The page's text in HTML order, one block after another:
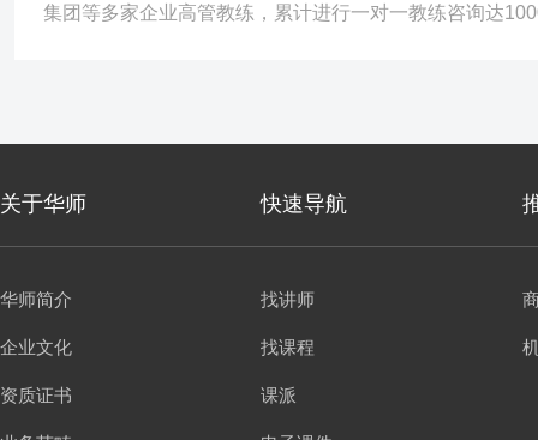
集团等多家企业高管教练，累计进行一对一教练咨询达
关于华师 快速导航
华师简介
企业文化
资质证书
找讲师
找课程
课派